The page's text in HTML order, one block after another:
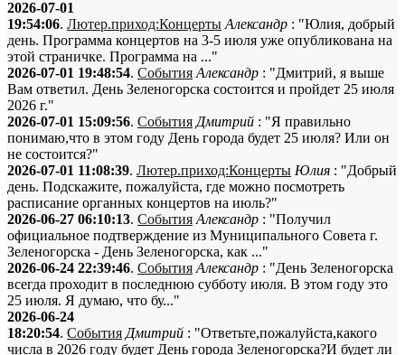
2026-07-01
19:54:06. Лютер.приход:Концерты Александр : "Юлия, добрый
день. Программа концертов на 3-5 июля уже опубликована на
этой страничке. Программа на ..."
2026-07-01 19:48:54. События Александр : "Дмитрий, я выше
Вам ответил. День Зеленогорска состоится и пройдет 25 июля
2026 г."
2026-07-01 15:09:56. События Дмитрий : "Я правильно
понимаю,что в этом году День города будет 25 июля? Или он
не состоится?"
2026-07-01 11:08:39. Лютер.приход:Концерты Юлия : "Добрый
день. Подскажите, пожалуйста, где можно посмотреть
расписание органных концертов на июль?"
2026-06-27 06:10:13. События Александр : "Получил
официальное подтверждение из Муниципального Совета г.
Зеленогорска - День Зеленогорска, как ..."
2026-06-24 22:39:46. События Александр : "День Зеленогорска
всегда проходит в последнюю субботу июля. В этом году это
25 июля. Я думаю, что бу..."
2026-06-24
18:20:54. События Дмитрий : "Ответьте,пожалуйста,какого
числа в 2026 году будет День города Зеленогорска?И будет ли